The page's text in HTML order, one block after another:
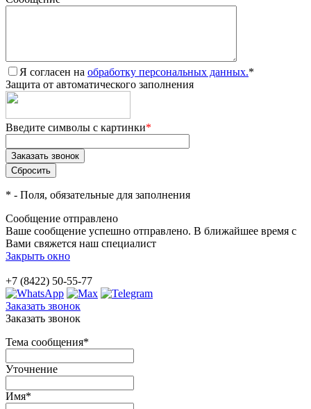
Я согласен на обработку персональных данных.*
Защита от автоматического заполнения
Введите символы с картинки*
* - Поля, обязательные для заполнения
Сообщение отправлено
Ваше сообщение успешно отправлено. В ближайшее время с
Вами свяжется наш специалист
Закрыть окно
+7 (8422) 50-55-77
Заказать звонок
Заказать звонок
Тема сообщения*
Уточнение
Имя*